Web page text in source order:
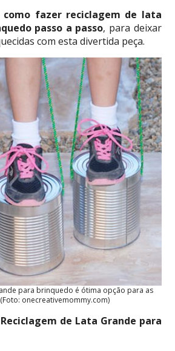
como fazer reciclagem de lata
passo a passo, para deixar
com esta divertida peça.
para brinquedo é ótima opção para as
onecreativemommy.com)
de Lata Grande para